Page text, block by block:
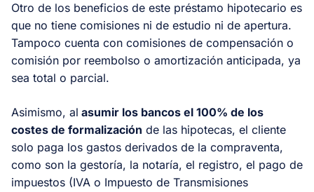
Otro de los beneficios de este préstamo hipotecario es
que no tiene comisiones ni de estudio ni de apertura.
Tampoco cuenta con comisiones de compensación o
comisión por reembolso o amortización anticipada, ya
sea total o parcial.
Asimismo, al asumir los bancos el 100% de los
costes de formalización de las hipotecas, el cliente
solo paga los gastos derivados de la compraventa,
como son la gestoría, la notaría, el registro, el pago de
impuestos (IVA o Impuesto de Transmisiones